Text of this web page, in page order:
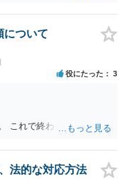
であるのか、争点とどの
、上記はあくまで個別
き、本件でどのように対
ではありません。つまり
ればならない義務はあり
の法律相談をされること
について
役にたった 3
これで終わります。
法的な対応方法